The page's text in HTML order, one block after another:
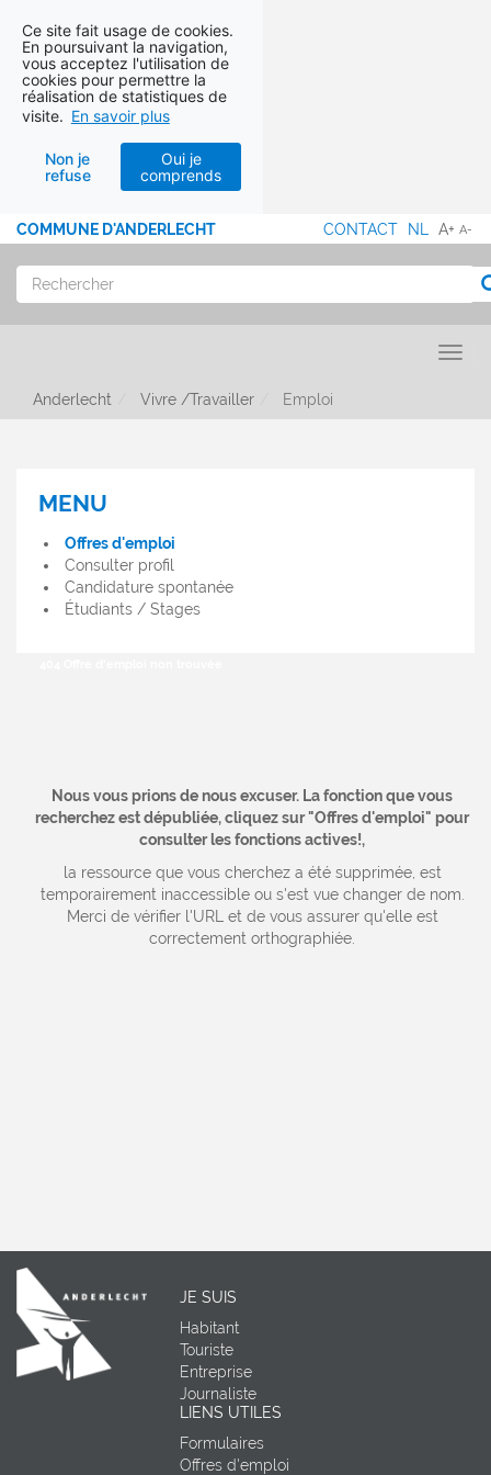
Ce site fait usage de cookies.
En poursuivant la navigation,
vous acceptez l'utilisation de
cookies pour permettre la
réalisation de statistiques de
visite. En savoir plus
Non je
refuse
Oui je
comprends
Aller au contenu
COMMUNE D'ANDERLECHT A+ A-
NL
MENU
PIED
DE
PAGE
CONTACT
Rechercher
Anderlecht Vivre /Travailler Emploi
MENU
D'EMPLOI
MENU
Offres d'emploi
Consulter profil
Candidature spontanée
Étudiants / Stages
Nous vous prions de nous excuser. La fonction que vous
recherchez est dépubliée, cliquez sur "Offres d'emploi" pour
consulter les fonctions actives!,
la ressource que vous cherchez a été supprimée, est
temporairement inaccessible ou s'est vue changer de nom.
Merci de vérifier l'URL et de vous assurer qu'elle est
correctement orthographiée.
JE SUIS
Habitant
Touriste
Entreprise
Journaliste
LIENS UTILES
Formulaires
Offres d'emploi